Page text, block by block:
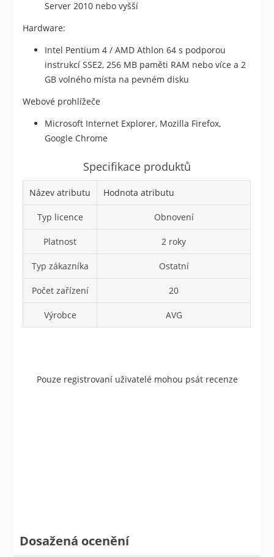
Server 2010 nebo vyšší
Hardware:
Intel Pentium 4 / AMD Athlon 64 s podporou
instrukcí SSE2, 256 MB paměti RAM nebo více a 2
GB volného místa na pevném disku
Webové prohlížeče
Microsoft Internet Explorer, Mozilla Firefox,
Google Chrome
Specifikace produktů
Název atributu Hodnota atributu
Typ licence Obnovení
Platnost 2 roky
Typ zákazníka Ostatní
Počet zařízení 20
Výrobce AVG
Pouze registrovaní uživatelé mohou psát recenze
Dosažená ocenění